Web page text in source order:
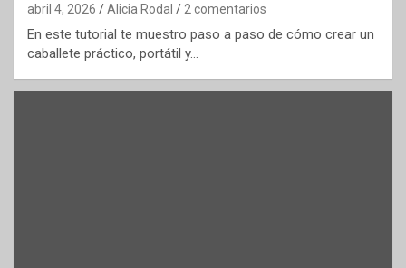
abril 4, 2026 Alicia Rodal 2 comentarios
En este tutorial te muestro paso a paso de cómo crear un
caballete práctico, portátil y…